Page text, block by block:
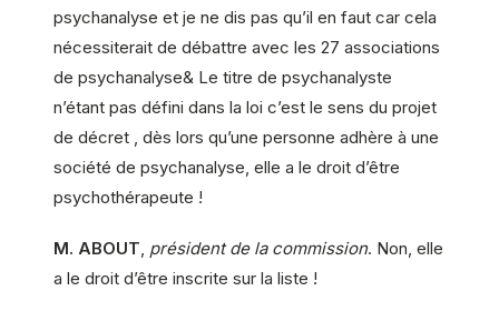
psychanalyse et je ne dis pas qu’il en faut car cela
nécessiterait de débattre avec les 27 associations
de psychanalyse& Le titre de psychanalyste
n’étant pas défini dans la loi c’est le sens du projet
de décret , dès lors qu’une personne adhère à une
société de psychanalyse, elle a le droit d’être
psychothérapeute !
M. ABOUT, président de la commission. Non, elle
a le droit d’être inscrite sur la liste !